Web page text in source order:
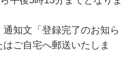
知文「登録完了のお知ら
ご自宅へ郵送いたしま